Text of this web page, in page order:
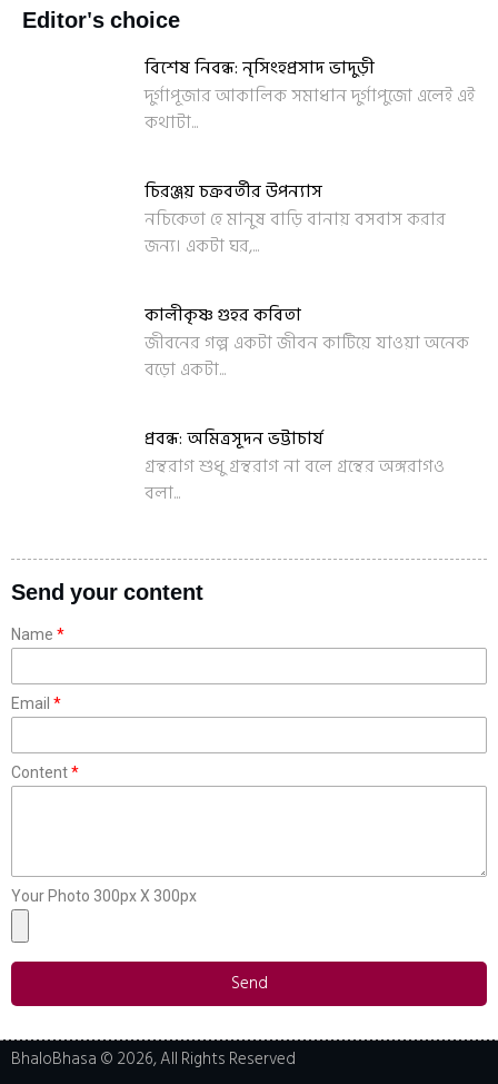
Editor's choice
বিশেষ নিবন্ধ: নৃসিংহপ্রসাদ ভাদুড়ী
দুর্গাপূজার আকালিক সমাধান দুর্গাপুজো এলেই এই
কথাটা...
চিরঞ্জয় চক্রবর্তীর উপন্যাস
নচিকেতা হে মানুষ বাড়ি বানায় বসবাস করার
জন্য। একটা ঘর,...
কালীকৃষ্ণ গুহর কবিতা
জীবনের গল্প একটা জীবন কাটিয়ে যাওয়া অনেক
বড়ো একটা...
প্রবন্ধ: অমিত্রসূদন ভট্টাচার্য
গ্রন্থরাগ শুধু গ্রন্থরাগ না বলে গ্রন্থের অঙ্গরাগও
বলা...
Send your content
Name
Email
Content
Your Photo 300px X 300px
Send
BhaloBhasa © 2026, All Rights Reserved